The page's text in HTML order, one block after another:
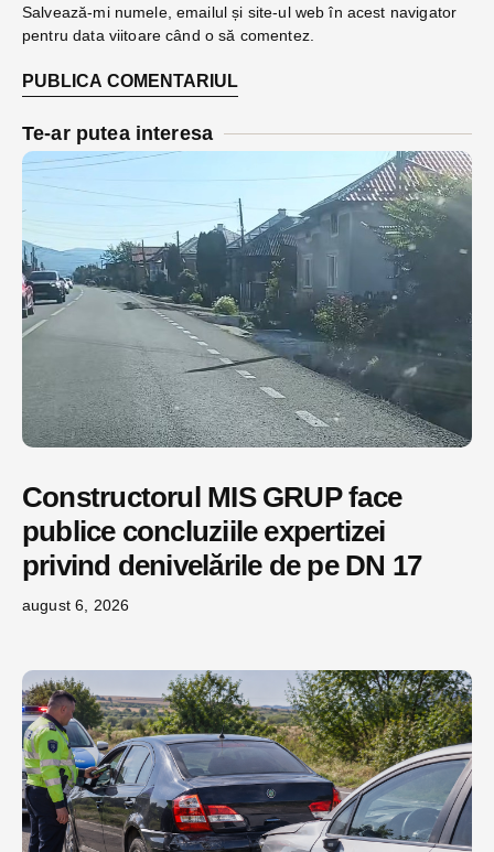
Salvează-mi numele, emailul și site-ul web în acest navigator
pentru data viitoare când o să comentez.
Te-ar putea interesa
Constructorul MIS GRUP face
publice concluziile expertizei
privind denivelările de pe DN 17
august 6, 2026